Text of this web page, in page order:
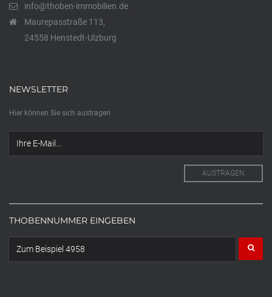
info@thoben-immobilien.de
Maurepasstraße 113,
24558 Henstedt-Ulzburg
NEWSLETTER
Hier können Sie sich austragen
THOBENNUMMER EINGEBEN